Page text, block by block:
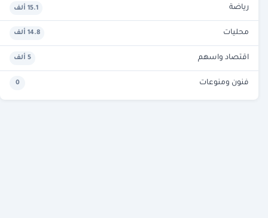
رياضة 15.1 ألف
محليات 14.8 ألف
اقتصاد واسهم 5 ألف
فنون ومنوعات 0